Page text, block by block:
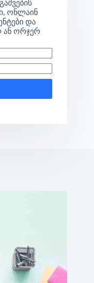
ონლაინ
და
ან ორჯერ